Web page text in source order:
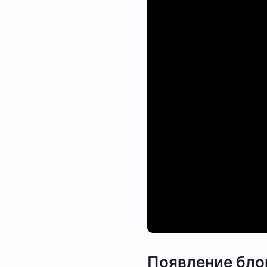
Появление